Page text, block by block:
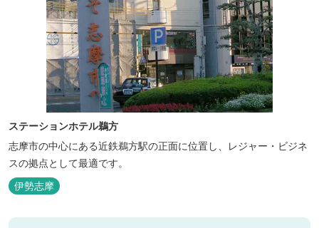
ステーションホテル鵜方
志摩市の中心にある近鉄鵜方駅の正面に位置し、レジャー・ビジネ
スの拠点として最適です。
伊勢志摩